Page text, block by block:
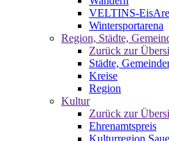
VELTINS-
Wintersportarena
Region, Städte,
Zurück zur
Städte,
Kreise
Region
Kultur
Zurück zur
Ehrenamtspreis